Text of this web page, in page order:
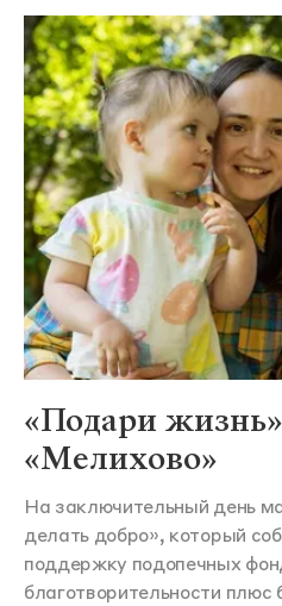
«Подари
«Мелихово»
На заключительный день
делать добро», который
поддержку подопечных
благотворительности плюс